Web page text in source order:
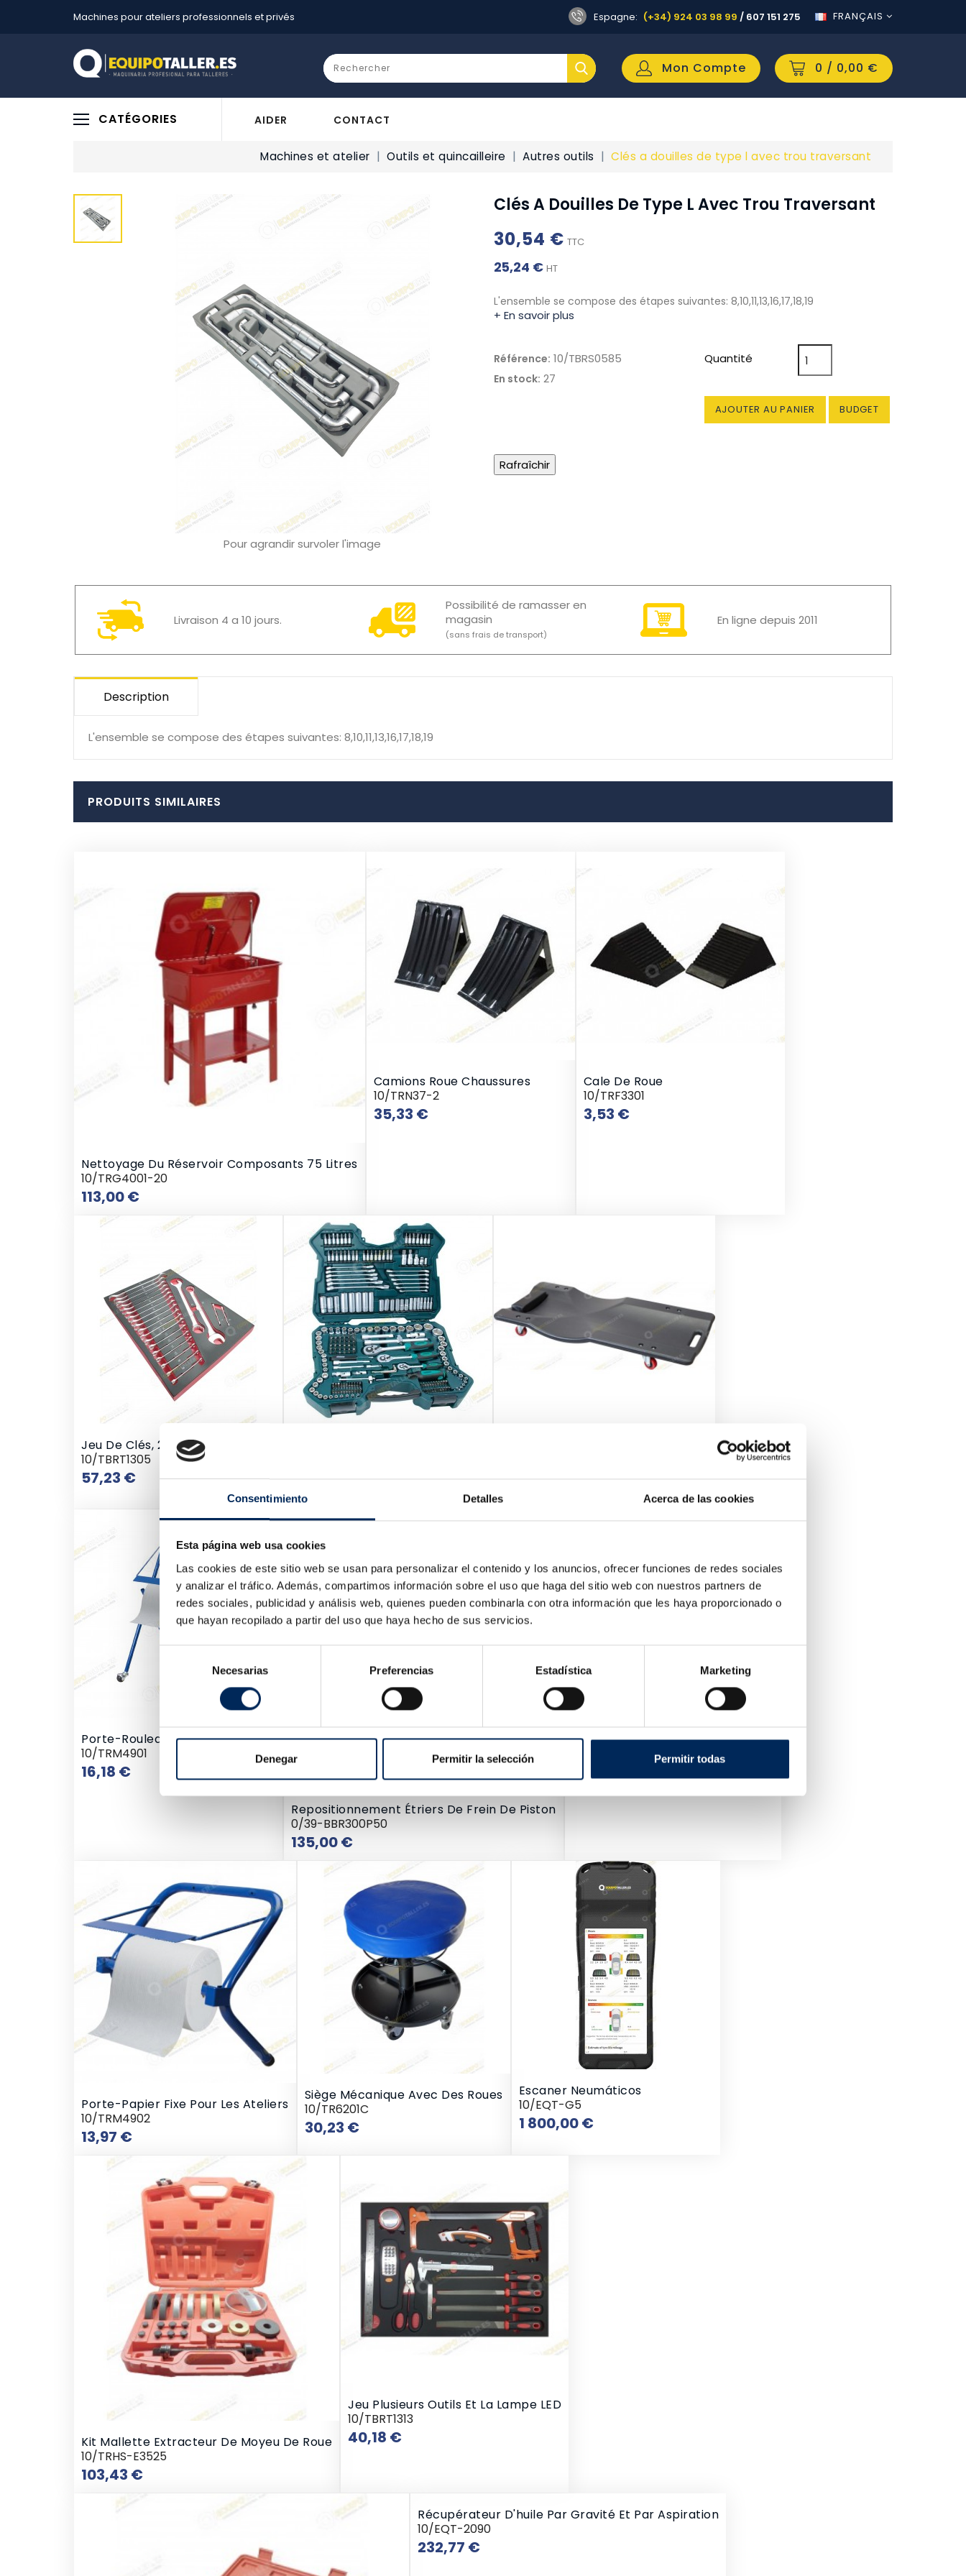
Consentimiento Detalles Acerca de las cookies
Esta página web usa cookies
Las cookies de este sitio web se usan para personalizar el contenido y los anuncios, ofrecer funciones de redes sociales
y analizar el tráfico. Además, compartimos información sobre el uso que haga del sitio web con nuestros partners de
redes sociales, publicidad y análisis web, quienes pueden combinarla con otra información que les haya proporcionado o
que hayan recopilado a partir del uso que haya hecho de sus servicios.
consentimiento
Necesarias Preferencias Estadística Marketing
Denegar Permitir la selección Permitir todas
Machines pour ateliers professionnels et privés Espagne: (+34) 924 03 98 99 / 607 151 275 FRANÇAIS
0 / 0,00 €
Mon Compte
CATÉGORIES AIDER CONTACT
Machines et atelier Outils et quincailleire Autres outils Clés a douilles de type l avec trou traversant
Pour agrandir survoler l'image
Clés A Douilles De Type L Avec Trou Traversant
30,54 € TTC
25,24 € HT
L'ensemble se compose des étapes suivantes: 8,10,11,13,16,17,18,19
+ En savoir plus
Référence: 10/TBRS0585
En stock: 27
Quantité
AJOUTER AU PANIER BUDGET
Livraison 4 a 10 jours.
Possibilité de ramasser en
magasin
(sans frais de transport)
En ligne depuis 2011
Description
L'ensemble se compose des étapes suivantes: 8,10,11,13,16,17,18,19
PRODUITS SIMILAIRES
Nettoyage Du Réservoir Composants 75 Litres
10/TRG4001-20
113,00 €
Camions Roue Chaussures
10/TRN37-2
35,33 €Prix
Cale De Roue
10/TRF3301
3,53 €Prix
Jeu De Clés, 22 Pcs
10/TBRT1305
57,23 € 125,00 €Prix
Porte-Rouleau
10/TRM4901
16,18 €
Repositionnement Étriers De Frein De Piston
0/39-BBR300P50
135,00 €
31,00 €Prix
Porte-Papier Fixe Pour Les Ateliers
10/TRM4902
13,97 €
Siège Mécanique Avec Des Roues
10/TR6201C
30,23 €Prix
Escaner Neumáticos
10/EQT-G5
1 800,00 €Prix
Kit Mallette Extracteur De Moyeu De Roue
10/TRHS-E3525
103,43 €
Jeu Plusieurs Outils Et La Lampe LED
10/TBRT1313
40,18 €
Récupérateur D'huile Par Gravité Et Par Aspiration
10/EQT-2090
232,77 €